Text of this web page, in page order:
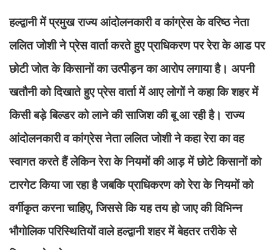
हल्द्वानी में प्रमुख राज्य आंदोलनकारी व कांग्रेस के वरिष्ठ नेता
ललित जोशी ने प्रेस वार्ता करते हुए प्राधिकरण पर रेरा के आड पर
छोटी जोत के किसानों का उत्पीड़न का आरोप लगाया है। अपनी
खतौनी को दिखाते हुए प्रेस वार्ता में आए लोगों ने कहा कि शहर में
किसी बड़े बिल्डर को लाने की साजिश की बू आ रही है। राज्य
आंदोलनकारी व कांग्रेस नेता ललित जोशी ने कहा रेरा का वह
स्वागत करते हैं लेकिन रेरा के नियमों की आड़ में छोटे किसानों को
टारगेट किया जा रहा है जबकि प्राधिकरण को रेरा के नियमों को
वर्गीकृत करना चाहिए, जिससे कि यह तय हो जाए की विभिन्न
भौगोलिक परिस्थितियों वाले हल्द्वानी शहर में बेहतर तरीके से